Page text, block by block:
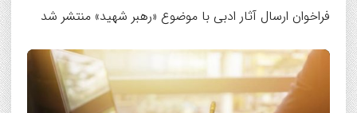
فراخوان ارسال آثار ادبی با موضوع «رهبر شهید» منتشر شد